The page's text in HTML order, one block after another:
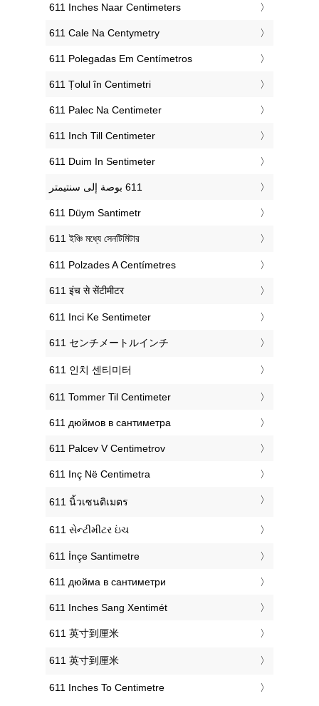
‎611 Inches Naar Centimeters
‎611 Cale Na Centymetry
‎611 Polegadas Em Centímetros
‎611 Țolul în Centimetri
‎611 Palec Na Centimeter
‎611 Inch Till Centimeter
‎611 Duim In Sentimeter
‎611 Düym Santimetr
‎611 ইঞ্চি মধ্যে সেনটিমিটার
‎611 Polzades A Centímetres
‎611 इंच से सेंटीमीटर
‎611 Inci Ke Sentimeter
‎611 センチメートルインチ
‎611 인치 센티미터
‎611 Tommer Til Centimeter
‎611 дюймов в сантиметра
‎611 Palcev V Centimetrov
‎611 Inç Në Centimetra
‎611 นิ้วเซนติเมตร
‎611 સેન્ટીમીટર ઇંચ
‎611 İnçe Santimetre
‎611 дюйма в сантиметри
‎611 Inches Sang Xentimét
‎611 英寸到厘米
‎611 英寸到厘米
‎611 Inches To Centimetre